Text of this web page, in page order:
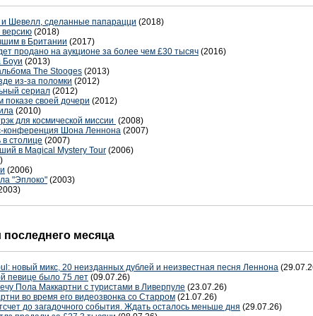
Шевелл, сделанные папарацци (2018)
версию (2018)
в Британии (2017)
продано на аукционе за более чем £30 тысяч (2016)
Боуи (2013)
The Stooges (2013)
из-за поломки (2012)
сериал (2012)
своей дочери (2012)
(2010)
для космической миссии (2008)
конференция Шона Леннона (2007)
столице (2007)
в Magical Mystery Tour (2006)
(2006)
"Эплоко" (2003)
месяца
новый микс, 20 неизданных дублей и неизвестная песня Леннона
певице было 75 лет (09.07.26)
Пола Маккартни с туристами в Ливерпуле (23.07.26)
во время его видеозвонка со Старром (21.07.26)
до загадочного события. Ждать осталось меньше дня (29.07.26)